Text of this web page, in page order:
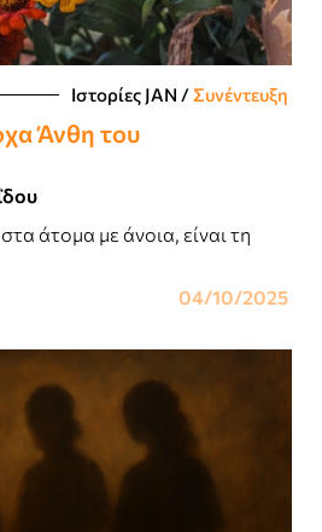
Ιστορίες JΑΝ /Συνέντευξη
Άνθη του
άτομα με άνοια, είναι τη
04/10/2025